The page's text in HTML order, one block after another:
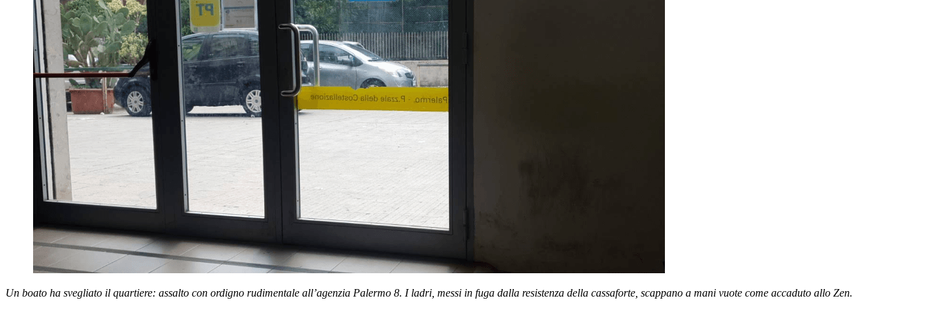
Un boato ha svegliato il quartiere: assalto con ordigno rudimentale all’agenzia Palermo 8. I ladri, messi in fuga dalla resistenza della cassaforte, scappano a mani vuote come accaduto allo Zen.